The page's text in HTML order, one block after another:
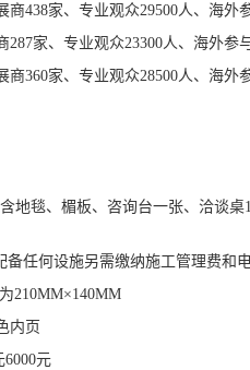
商438家、专业观众29500人、海
家、专业观众23300人、海外参
360家、专业观众28500人、海外
地毯、楣板、咨询台一张、洽谈
备任何设施另需缴纳施工管理费和
210MM×140MM
内页
6000元